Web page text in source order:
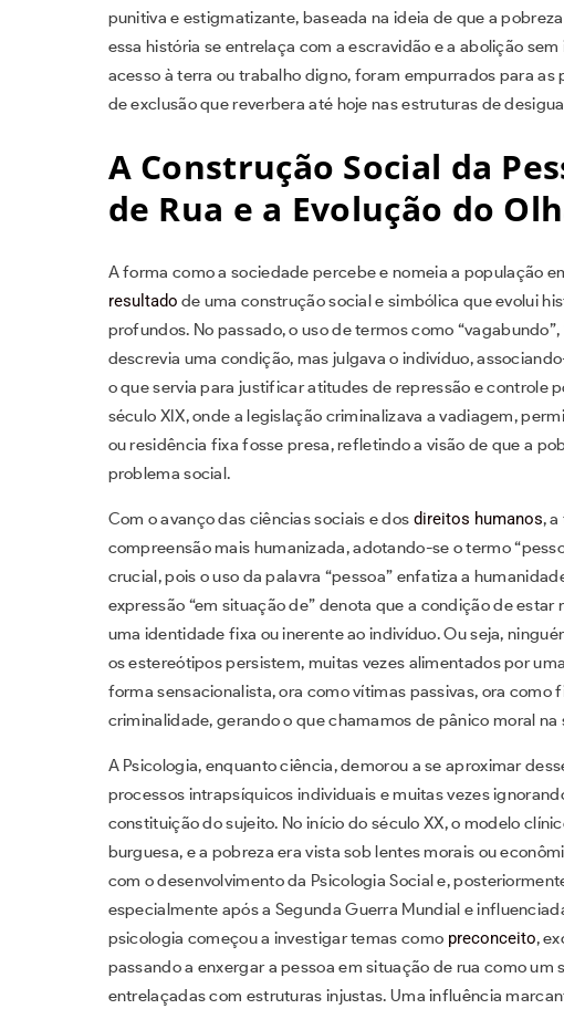
punitiva e estigmatizante, baseada na ideia de que a
essa história se entrelaça com a escravidão e a abolição
acesso à terra ou trabalho digno, foram empurrados para as
de exclusão que reverbera até hoje nas estruturas de
A Construção Social da
de Rua e a Evolução do
A forma como a sociedade percebe e nomeia a população
resultado de uma construção social e simbólica que evolui
profundos. No passado, o uso de termos como
descrevia uma condição, mas julgava o indivíduo,
o que servia para justificar atitudes de repressão e controle
século XIX, onde a legislação criminalizava a vadiagem,
ou residência fixa fosse presa, refletindo a visão de que a
problema social.
Com o avanço das ciências sociais e dos direitos humanos,
compreensão mais humanizada, adotando-se o termo
crucial, pois o uso da palavra “pessoa” enfatiza a
expressão “em situação de” denota que a condição de
uma identidade fixa ou inerente ao indivíduo. Ou seja,
os estereótipos persistem, muitas vezes alimentados por
forma sensacionalista, ora como vítimas passivas, ora como
criminalidade, gerando o que chamamos de pânico moral na
A Psicologia, enquanto ciência, demorou a se aproximar
processos intrapsíquicos individuais e muitas vezes
constituição do sujeito. No início do século XX, o modelo
burguesa, e a pobreza era vista sob lentes morais ou
com o desenvolvimento da Psicologia Social e,
especialmente após a Segunda Guerra Mundial e
psicologia começou a investigar temas como preconceito,
passando a enxergar a pessoa em situação de rua como um
entrelaçadas com estruturas injustas. Uma influência